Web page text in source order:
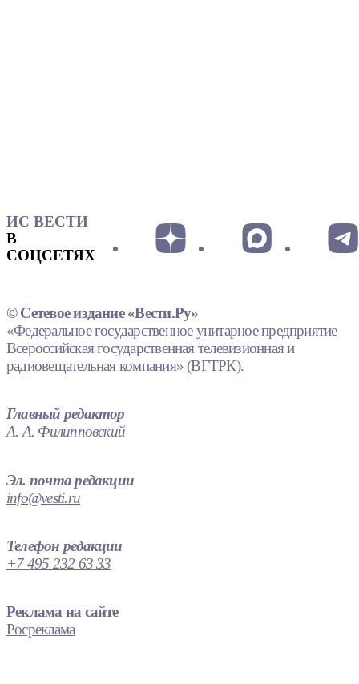
ИС ВЕСТИ
В
СОЦСЕТЯХ
© Сетевое издание «Вести.Ру»
«Федеральное государственное унитарное предприятие
Всероссийская государственная телевизионная и
радиовещательная компания» (ВГТРК).
Главный редактор
А. А. Филипповский
Эл. почта редакции
info@vesti.ru
Телефон редакции
+7 495 232 63 33
Реклама на сайте
Росреклама